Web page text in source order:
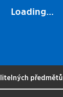
Loading...
předmětů